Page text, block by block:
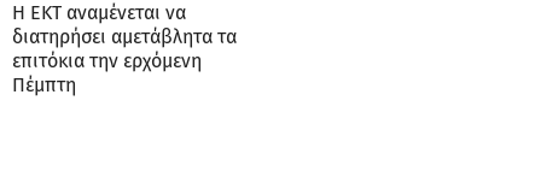
Η ΕΚΤ αναμένεται να
διατηρήσει αμετάβλητα τα
επιτόκια την ερχόμενη
Πέμπτη